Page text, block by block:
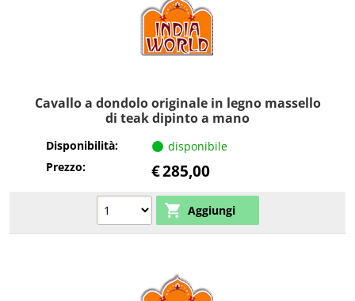
Cavallo a dondolo originale in legno massello
di teak dipinto a mano
Disponibilità:
disponibile
Prezzo:
€285,00